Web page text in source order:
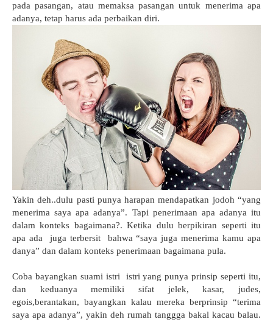
pada pasangan, atau memaksa pasangan untuk menerima apa
adanya, tetap harus ada perbaikan diri.
Yakin deh..dulu pasti punya harapan mendapatkan jodoh “yang
menerima saya apa adanya”. Tapi penerimaan apa adanya itu
dalam konteks bagaimana?. Ketika dulu berpikiran seperti itu
apa ada
juga terbersit
bahwa “saya juga menerima kamu apa
danya” dan dalam konteks penerimaan bagaimana pula.
Coba bayangkan suami istri
istri yang punya prinsip seperti itu,
dan keduanya memiliki sifat jelek, kasar, judes,
egois,berantakan, bayangkan kalau mereka berprinsip “terima
saya apa adanya”, yakin deh rumah tanggga bakal kacau balau.